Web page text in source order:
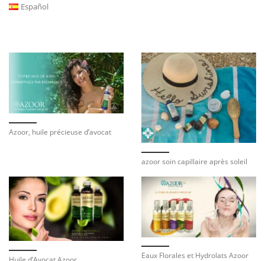
Español
Azoor, huile précieuse d’avocat
azoor soin capillaire après soleil
Eaux Florales et Hydrolats Azoor